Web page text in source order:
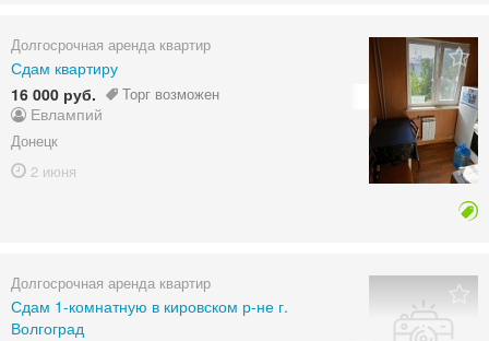
Долгосрочная аренда квартир
Сдам квартиру
16 000 руб.
Торг возможен
Евлампий
Донецк
2 июня
Долгосрочная аренда квартир
Сдам 1-комнатную в кировском р-не г.
Волгоград